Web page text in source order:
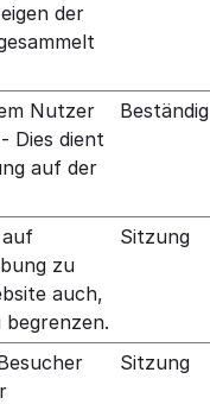
der
Nutzer
Dies dient
auf der
Beständig
zu
auch,
begrenzen.
Sitzung
Sitzung